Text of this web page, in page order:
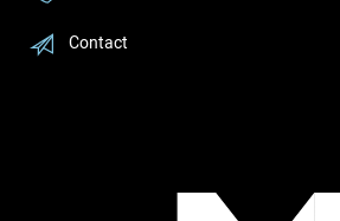
Contact